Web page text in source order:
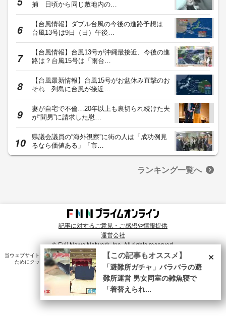
捕 日頃から同じ敷地内の…
【台風情報】ダブル台風の今後の進路予想は
台風13号は9日（日）午後…
【台風情報】台風13号が沖縄最接近、今後の進
路は？台風15号は「雨台…
【台風最新情報】台風15号がお盆休み直撃のお
それ 列島に台風が接近…
妻が自宅で不倫…20年以上も裏切られ続けた夫
が“間男”に請求した慰…
県議会議員の“海外視察”に街の人は「成功例見
るなら価値ある」「市…
ランキング一覧へ
記事に対するご意見・ご感想や情報提供
運営会社
© Fuji News Network, Inc. All rights reserved.
当ウェブサイトでは、ユーザのニーズ・興味・関⼼に合致したコンテンツや広告配信を提供する
ためにクッキーを使⽤しています。詳細は、 プライバシーポリシー をご確認ください。×
【この記事もオススメ】
「避難所ガチャ」バラバラの避
難所運営 男女同室の雑魚寝で
「着替えられ...